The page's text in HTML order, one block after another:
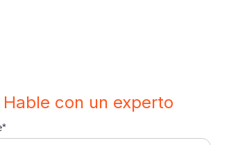
Hable con un experto